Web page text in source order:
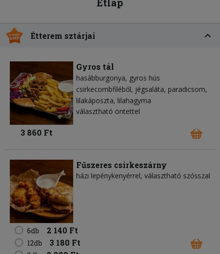
Étterem sztárjai
Gyros tál
hasábburgonya gyros hús
csirkecombfiléből jégsaláta paradicsom
lilakáposzta lilahagyma
választható öntettel
3 860 Ft
Fűszeres csirkeszárny
házi lepénykenyérrel, választható szósszal
6db 2 140 Ft
12db 3 180 Ft